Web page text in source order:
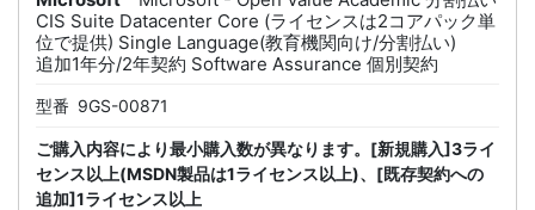
CIS Suite Datacenter Core (ライセンスは2コアパック単
位で提供) Single Language(教育機関向け/分割払い)
追加1年分/2年契約 Software Assurance 個別契約
型番 9GS-00871
ご購入内容により最小購入数が異なります。[新規購入]3ライ
センス以上(MSDN製品は1ライセンス以上)、[既存契約への
追加]1ライセンス以上